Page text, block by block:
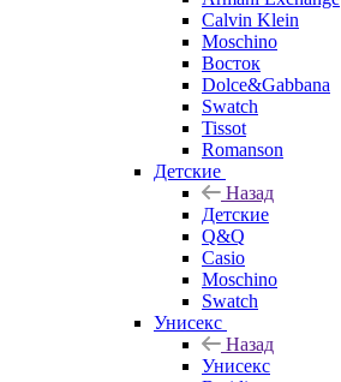
Calvin Klein
Moschino
Восток
Dolce&Gabbana
Swatch
Tissot
Romanson
Детские
Назад
Детские
Q&Q
Casio
Moschino
Swatch
Унисекс
Назад
Унисекс